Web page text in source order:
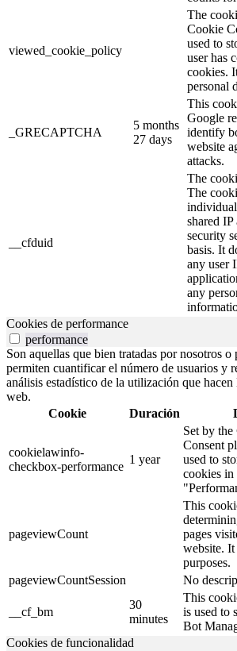
viewed_cookie_policy
The
Cookie
used to
user has
cookies.
personal
_GRECAPTCHA
5 months
27 days
This
Google
identify
website
attacks.
__cfduid
The
The
shared IP
security
basis. It
any user
any
Cookies de performance
performance
Son aquellas que bien tratadas por nosotros o
permiten cuantificar el número de usuarios y
análisis estadístico de la utilización que hacen
web.
Cookie
Duración
cookielawinfo-
checkbox-performance
1 year
Set by
Consent
used to
cookies in
pageviewCount
This
pages
website.
purposes.
pageviewCountSession
No
__cf_bm
30
minutes
This
is used to
Bot
Cookies de funcionalidad